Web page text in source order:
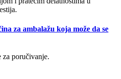
za ambalažu koja može da se
poručivanje.